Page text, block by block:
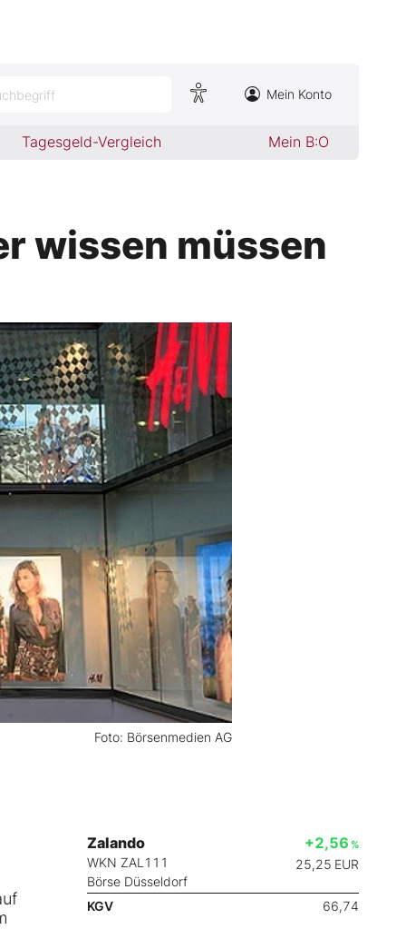
Mein Konto
Tagesgeld-Vergleich Mein B:O
wissen müssen
Foto: Börsenmedien AG
Zalando
WKN ZAL111
Börse Düsseldorf
+2,56 %
25,25 EUR
KGV 66,74